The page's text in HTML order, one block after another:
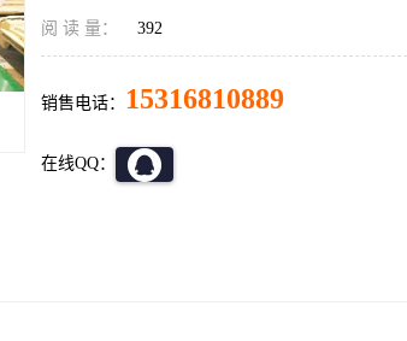
阅 读 量： 392
销售电话： 15316810889
在线QQ：